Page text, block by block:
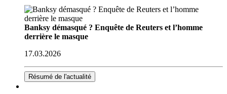
Banksy démasqué ? Enquête de Reuters et l’homme
derrière le masque
17.03.2026
Résumé de l'actualité